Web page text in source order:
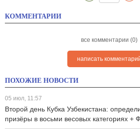
КОММЕНТАРИИ
все комментарии (0)
написать
ПОХОЖИЕ НОВОСТИ
05 июл, 11:57
Второй день Кубка Узбекистана:
призёры в восьми весовых категориях